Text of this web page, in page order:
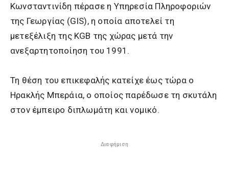
Κωνσταντινίδη πέρασε η Υπηρεσία Πληροφοριών
της Γεωργίας (GIS), η οποία αποτελεί τη
μετεξέλιξη της KGB της χώρας μετά την
ανεξαρτητοποίηση του 1991.
Τη θέση του επικεφαλής κατείχε έως τώρα ο
Ηρακλής Μπεράια, ο οποίος παρέδωσε τη σκυτάλη
στον έμπειρο διπλωμάτη και νομικό.
Διαφήμιση